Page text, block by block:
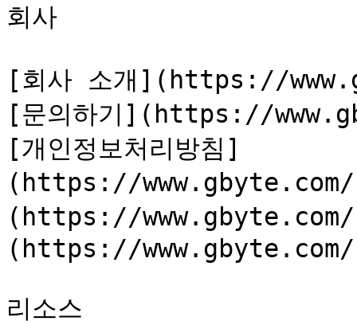
회사
[회사 소개](https://
[문의하기](https://
[개인정보처리방침]
(https://
(https://
(https://
리소스